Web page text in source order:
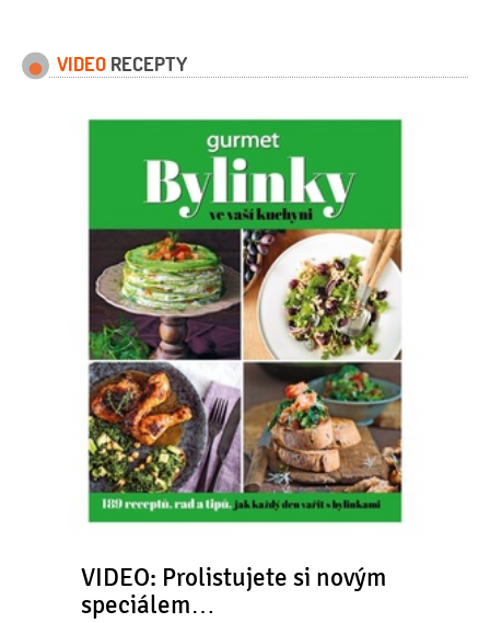
VIDEO RECEPTY
VIDEO: Prolistujete si novým
speciálem…